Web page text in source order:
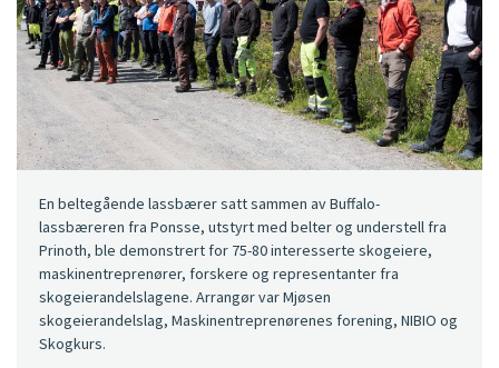
En beltegående lassbærer satt sammen av Buffalo-
lassbæreren fra Ponsse, utstyrt med belter og understell fra
Prinoth, ble demonstrert for 75-80 interesserte skogeiere,
maskinentreprenører, forskere og representanter fra
skogeierandelslagene. Arrangør var Mjøsen
skogeierandelslag, Maskinentreprenørenes forening, NIBIO og
Skogkurs.